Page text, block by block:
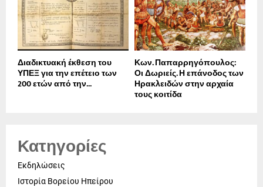
Διαδικτυακή έκθεση του
ΥΠΕΞ για την επέτειο των
200 ετών από την...
Κων. Παπαρρηγόπουλος:
Οι Δωριείς. Η επάνοδος των
Ηρακλειδών στην αρχαία
τους κοιτίδα
Κατηγορίες
Εκδηλώσεις
Ιστορία Βορείου Ηπείρου